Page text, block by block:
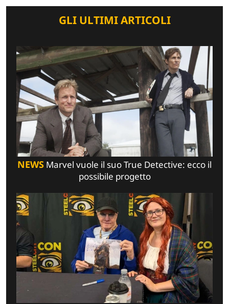
GLI ULTIMI ARTICOLI
NEWS Marvel vuole il suo True Detective: ecco il
possibile progetto